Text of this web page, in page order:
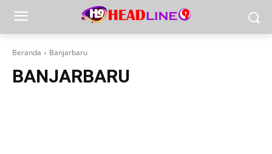
Beranda Banjarbaru
BANJARBARU